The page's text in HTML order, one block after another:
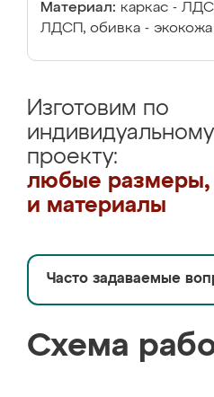
Материал: каркас -
ЛДСП, обивка - экокожа
Изготовим по
индивидуальному
проекту:
любые размеры,
и материалы
Часто задаваемые
Схема